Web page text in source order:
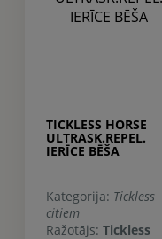
TICKLESS HORSE
ULTRASK.REPEL.
IERĪCE BĒŠA
Kategorija: Tickless
citiem
Ražotājs: Tickless